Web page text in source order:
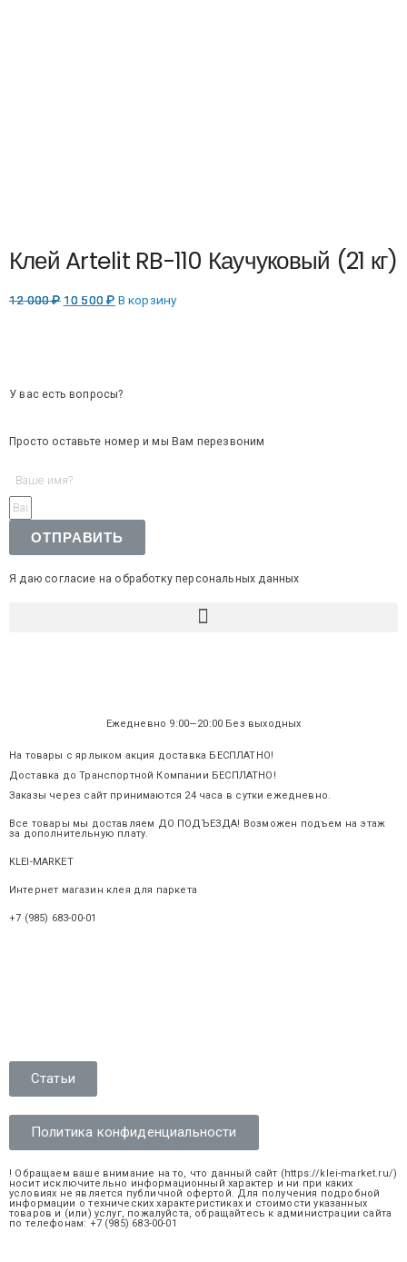
Клей Artelit RB-110 Каучуковый (21 кг)
12 000₽ 10 500₽ В корзину
У вас есть вопросы?
Просто оставьте номер и мы Вам перезвоним
ОТПРАВИТЬ
Я даю согласие на обработку персональных данных
Ежедневно 9:00—20:00 Без выходных
На товары с ярлыком акция доставка БЕСПЛАТНО!
Доставка до Транспортной Компании БЕСПЛАТНО!
Заказы через сайт принимаются 24 часа в сутки ежедневно.
Все товары мы доставляем ДО ПОДЪЕЗДА! Возможен подъем на этаж
за дополнительную плату.
KLEI-MARKET.ru
Интернет магазин клея для паркета
+7 (985) 683-00-01
Статьи
Политика конфиденциальности
! Обращаем ваше внимание на то, что данный сайт (https://klei-market.ru/)
носит исключительно информационный характер и ни при каких
условиях не является публичной офертой. Для получения подробной
информации о технических характеристиках и стоимости указанных
товаров и (или) услуг, пожалуйста, обращайтесь к администрации сайта
по телефонам: +7 (985) 683-00-01